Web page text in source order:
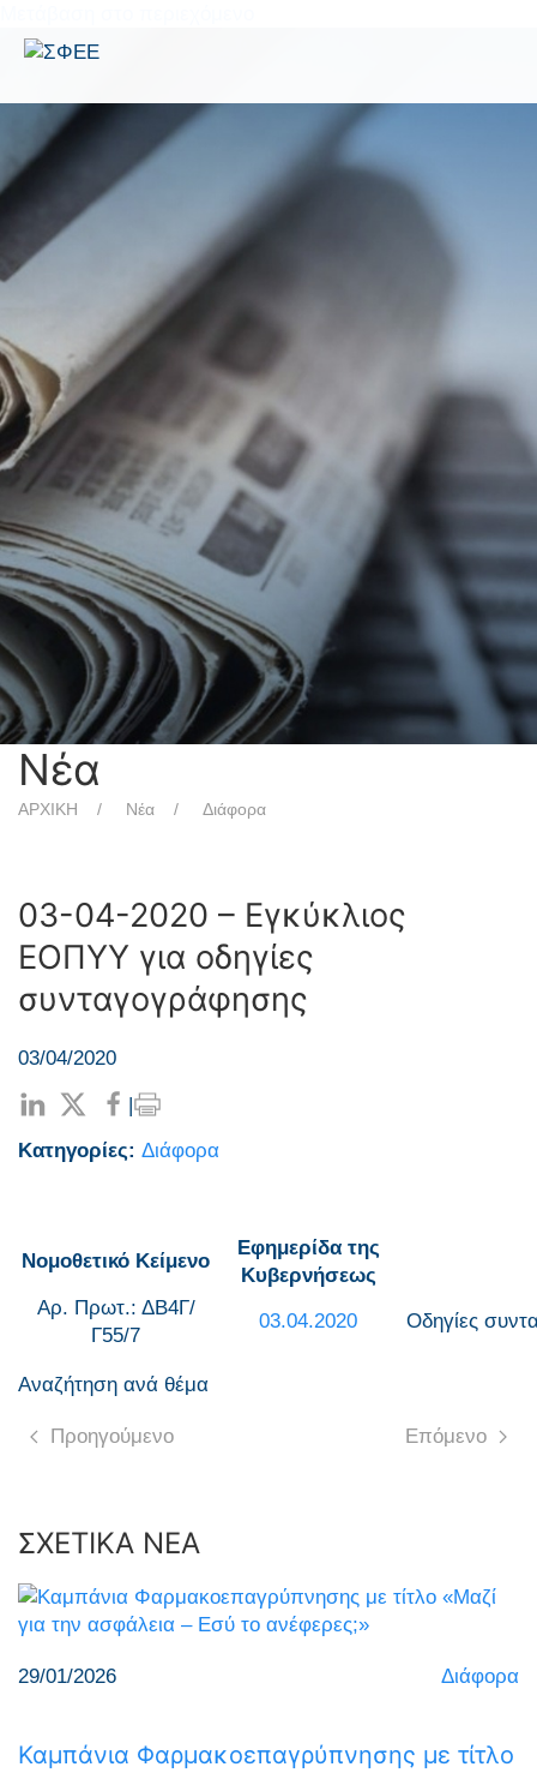
Νέα
ΑΡΧΙΚΗ Νέα Διάφορα
03-04-2020 – Εγκύκλιος
ΕΟΠΥΥ για οδηγίες
συνταγογράφησης
03/04/2020
|
Κατηγορίες: Διάφορα
Νομοθετικό Κείμενο
Εφημερίδα της
Κυβερνήσεως
Αρ. Πρωτ.: ΔΒ4Γ/
Γ55/7
03.04.2020 Οδηγίες
Αναζήτηση ανά θέμα
Προηγούμενο Επόμενο
ΣΧΕΤΙΚΑ ΝΕΑ
29/01/2026 Διάφορα
Καμπάνια Φαρμακοεπαγρύπνησης με τίτλο